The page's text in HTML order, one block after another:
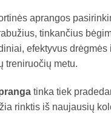
aprangos
tinkančius
efektyvus
treniruočių metu.
tinka tiek
rinktis iš naujausių